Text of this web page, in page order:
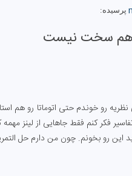
پرسیده:
هم سخت نیست
فکر کنم فقط جاهایی از لینز
رو بخونم. چون من دارم حل التمرینش رو هم می